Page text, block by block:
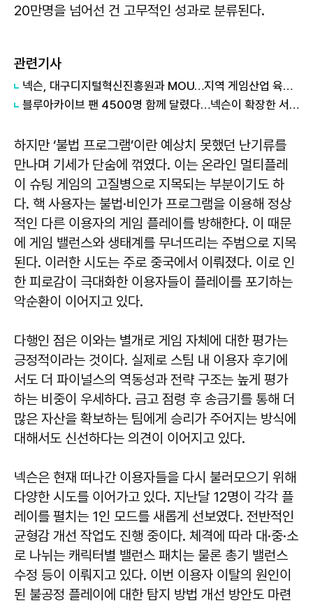
20만명을 넘어선 건 고무적인 성과로 분류된다.
관련기사
넥슨, 대구디지털혁신진흥원과 MOU…지역 게임산업 육성 나선다
블루아카이브 팬 4500명 함께 달렸다…넥슨이 확장한 서브컬처 게임 문화
하지만 ‘불법 프로그램’이란 예상치 못했던 난기류를
만나며 기세가 단숨에 꺾였다. 이는 온라인 멀티플레
이 슈팅 게임의 고질병으로 지목되는 부분이기도 하
다. 핵 사용자는 불법·비인가 프로그램을 이용해 정상
적인 다른 이용자의 게임 플레이를 방해한다. 이 때문
에 게임 밸런스와 생태계를 무너뜨리는 주범으로 지목
된다. 이러한 시도는 주로 중국에서 이뤄졌다. 이로 인
한 피로감이 극대화한 이용자들이 플레이를 포기하는
악순환이 이어지고 있다.
다행인 점은 이와는 별개로 게임 자체에 대한 평가는
긍정적이라는 것이다. 실제로 스팀 내 이용자 후기에
서도 더 파이널스의 역동성과 전략 구조는 높게 평가
하는 비중이 우세하다. 금고 점령 후 송금기를 통해 더
많은 자산을 확보하는 팀에게 승리가 주어지는 방식에
대해서도 신선하다는 의견이 이어지고 있다.
넥슨은 현재 떠나간 이용자들을 다시 불러모으기 위해
다양한 시도를 이어가고 있다. 지난달 12명이 각각 플
레이를 펼치는 1인 모드를 새롭게 선보였다. 전반적인
균형감 개선 작업도 진행 중이다. 체격에 따라 대·중·소
로 나뉘는 캐릭터별 밸런스 패치는 물론 총기 밸런스
수정 등이 이뤄지고 있다. 이번 이용자 이탈의 원인이
된 불공정 플레이에 대한 탐지 방법 개선 방안도 마련